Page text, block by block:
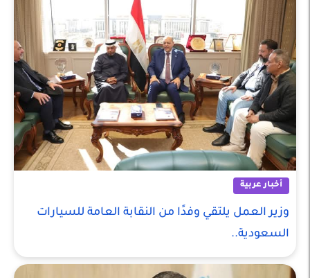
أخبار عربية
وزير العمل يلتقي وفدًا من النقابة العامة للسيارات
السعودية..